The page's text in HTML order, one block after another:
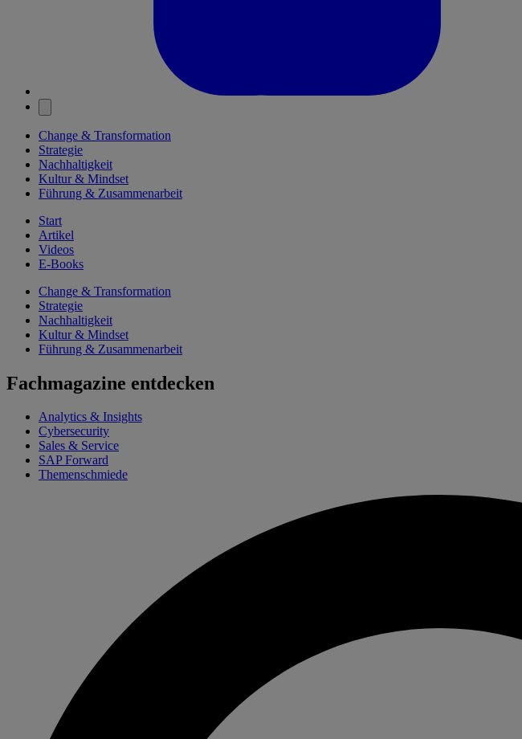
Change & Transformation
Strategie
Nachhaltigkeit
Kultur & Mindset
Führung & Zusammenarbeit
Start
Artikel
Videos
E-Books
Change & Transformation
Strategie
Nachhaltigkeit
Kultur & Mindset
Führung & Zusammenarbeit
Fachmagazine entdecken
Analytics & Insights
Cybersecurity
Sales & Service
SAP Forward
Themenschmiede